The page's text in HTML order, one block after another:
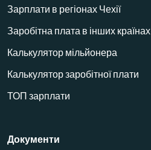
Зарплати в регіонах Чехії
Заробітна плата в інших країнах
Калькулятор мільйонера
Калькулятор заробітної плати
ТОП зарплати
Документи